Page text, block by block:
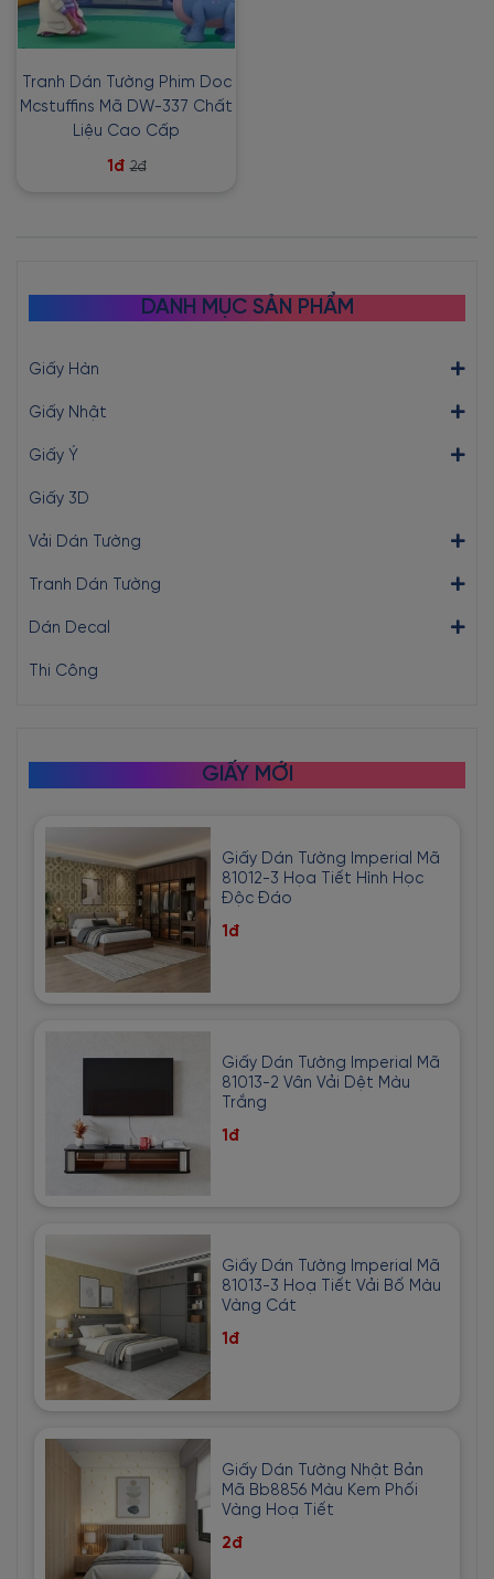
Tranh Dán Tường Phim Doc
Mcstuffins Mã DW-337 Chất
Liệu Cao Cấp
1đ 2đ
DANH MỤC SẢN PHẨM
Giấy Hàn
Giấy Nhật
Giấy Ý
Giấy 3D
Vải Dán Tường
Tranh Dán Tường
Dán Decal
Thi Công
GIẤY MỚI
Giấy Dán Tường Imperial Mã
81012-3 Họa Tiết Hình Học
Độc Đáo
1đ
Giấy Dán Tường Imperial Mã
81013-2 Vân Vải Dệt Màu
Trắng
1đ
Giấy Dán Tường Imperial Mã
81013-3 Hoạ Tiết Vải Bố Màu
Vàng Cát
1đ
Giấy Dán Tường Nhật Bản
Mã Bb8856 Màu Kem Phối
Vàng Hoạ Tiết
2đ